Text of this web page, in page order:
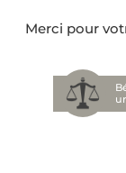
Merci pour